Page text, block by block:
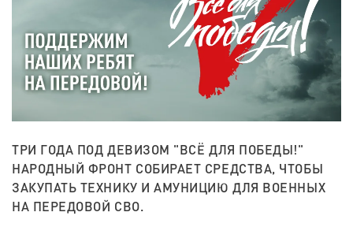
ТРИ ГОДА ПОД ДЕВИЗОМ "ВСЁ ДЛЯ ПОБЕДЫ!"
НАРОДНЫЙ ФРОНТ СОБИРАЕТ СРЕДСТВА, ЧТОБЫ
ЗАКУПАТЬ ТЕХНИКУ И АМУНИЦИЮ ДЛЯ ВОЕННЫХ
НА ПЕРЕДОВОЙ СВО.